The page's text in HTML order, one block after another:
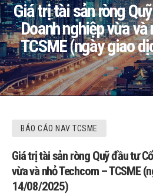
Giá trị tài sản ròng
Doanh nghiệp vừa và
TCSME (ngày giao
BÁO CÁO NAV TCSME
Giá trị tài sản ròng Quỹ đầu tư
vừa và nhỏ Techcom – TCSME
14/08/2025)